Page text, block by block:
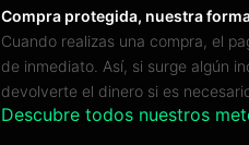
Compra protegida, nuestra
Cuando realizas una compra, el
de inmediato. Así, si surge algún
devolverte el dinero si es
Descubre todos nuestros